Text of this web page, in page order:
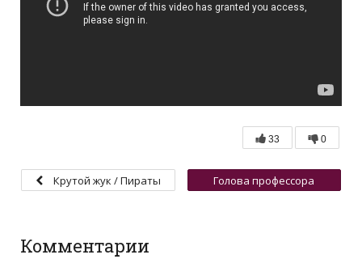
33 0
Крутой жук / Пираты
Голова профессора
Комментарии